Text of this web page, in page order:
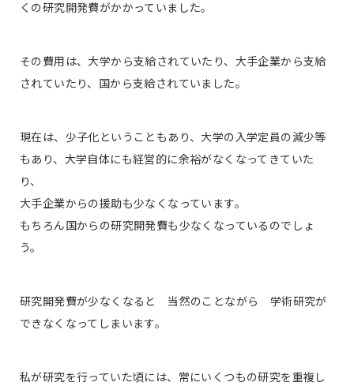
くの研究開発費がかかっていました。
その費用は、大学から支給されていたり、大手企業から支給
されていたり、国から支給されていました。
現在は、少子化ということもあり、大学の入学定員の減少等
もあり、大学自体にも経営的に余裕がなくなってきていた
り、
大手企業からの援助も少なくなっています。
もちろん国からの研究開発費も少なくなっているのでしょ
う。
研究開発費が少なくなると 当然のことながら 学術研究が
できなくなってしまいます。
私が研究を行っていた頃には、常にいくつもの研究を重複し